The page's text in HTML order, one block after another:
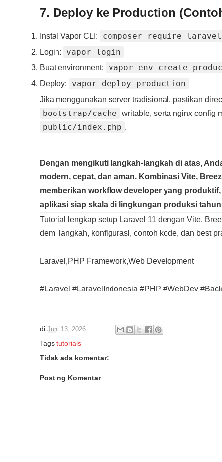
7. Deploy ke Production
Instal Vapor CLI: composer require
Login: vapor login
Buat environment: vapor env create
Deploy: vapor deploy production
Jika menggunakan server tradisional, pastikan
bootstrap/cache writable, serta nginx config
public/index.php .
Dengan mengikuti langkah‑langkah di atas,
modern, cepat, dan aman. Kombinasi Vite,
memberikan workflow developer yang
aplikasi siap skala di lingkungan produksi tahun
Tutorial lengkap setup Laravel 11 dengan Vite,
demi langkah, konfigurasi, contoh kode, dan best
Laravel,PHP Framework,Web Development
#Laravel #LaravelIndonesia #PHP #WebDev
di Juni 13, 2026
Tags tutorials
Tidak ada komentar:
Posting Komentar